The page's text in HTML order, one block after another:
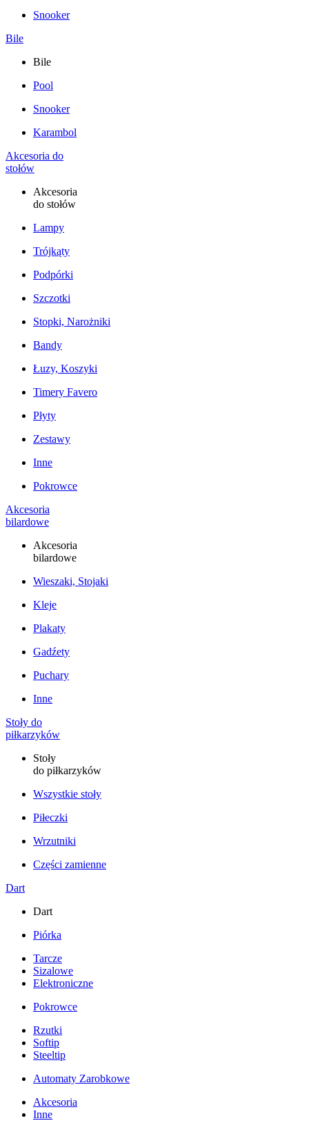
Snooker
Bile
Bile
Pool
Snooker
Karambol
Akcesoria do
stołów
Akcesoria
do stołów
Lampy
Trójkąty
Podpórki
Szczotki
Stopki, Narożniki
Bandy
Łuzy, Koszyki
Timery Favero
Płyty
Zestawy
Inne
Pokrowce
Akcesoria
bilardowe
Akcesoria
bilardowe
Wieszaki, Stojaki
Kleje
Plakaty
Gadźety
Puchary
Inne
Stoły do
piłkarzyków
Stoły
do piłkarzyków
Wszystkie stoły
Piłeczki
Wrzutniki
Części zamienne
Dart
Dart
Piórka
Tarcze
Sizalowe
Elektroniczne
Pokrowce
Rzutki
Softip
Steeltip
Automaty Zarobkowe
Akcesoria
Inne